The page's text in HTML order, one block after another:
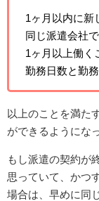
1ヶ月以内に新
同じ派遣会社
1ヶ月以上働く
勤務日数と勤
以上のことを満た
ができるようにな
もし派遣の契約が
思っていて、かつ
場合は、早めに同